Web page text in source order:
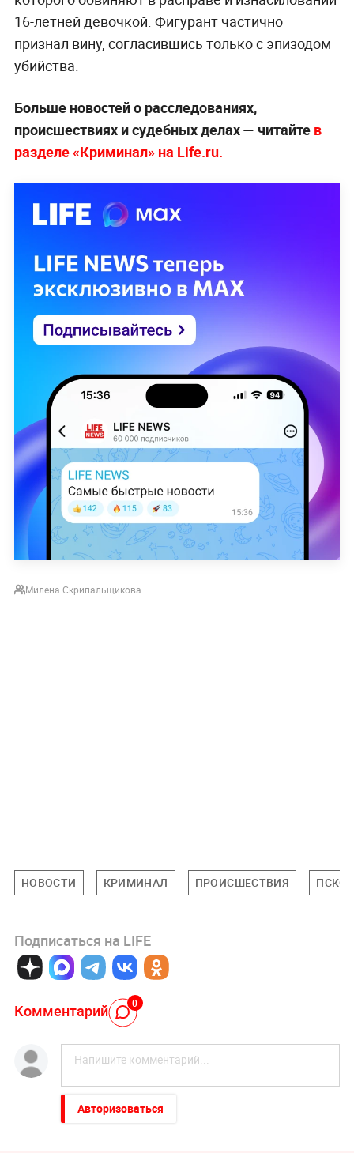
16-летней девочкой. Фигурант частично
признал вину, согласившись только с эпизодом
убийства.
Больше новостей о расследованиях,
происшествиях и судебных делах — читайтев
разделе «Криминал» на Life.ru.
Милена Скрипальщикова
НОВОСТИ КРИМИНАЛ ПРОИСШЕСТВИЯ
Подписаться на LIFE
Комментарий 0
Авторизоваться